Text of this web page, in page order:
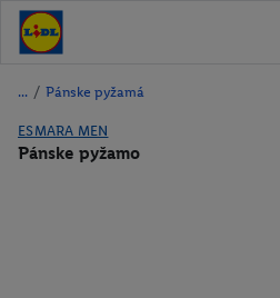
/ Pánske pyžamá
ESMARA MEN
Pánske pyžamo